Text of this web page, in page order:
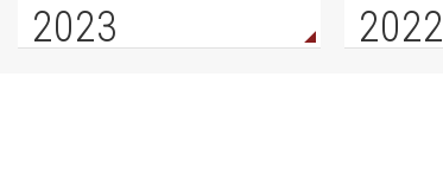
2023 2022